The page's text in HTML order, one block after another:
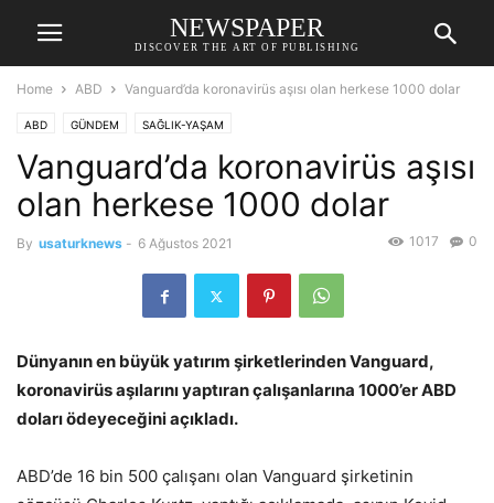
NEWSPAPER
DISCOVER THE ART OF PUBLISHING
Home ABD Vanguard’da koronavirüs aşısı olan herkese 1000 dolar
ABD GÜNDEM SAĞLIK-YAŞAM
Vanguard’da koronavirüs aşısı
olan herkese 1000 dolar
By usaturknews - 6 Ağustos 2021 0
1017
Dünyanın en büyük yatırım şirketlerinden Vanguard,
koronavirüs aşılarını yaptıran çalışanlarına 1000’er ABD
doları ödeyeceğini açıkladı.
ABD’de 16 bin 500 çalışanı olan Vanguard şirketinin